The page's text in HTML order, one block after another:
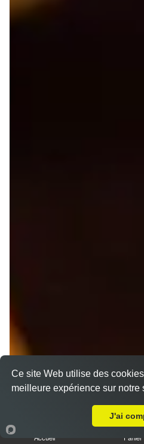
Accueil Panier
Ce site Web utilise des
meilleure expérience sur notre
J'ai